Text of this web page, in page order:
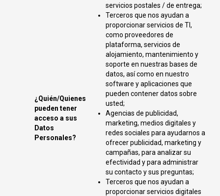
¿Quién/Quienes
pueden tener
acceso a sus
Datos
Personales?
servicios postales / de entrega;
Terceros que nos ayudan a
proporcionar servicios de TI,
como proveedores de
plataforma, servicios de
alojamiento, mantenimiento y
soporte en nuestras bases de
datos, así como en nuestro
software y aplicaciones que
pueden contener datos sobre
usted;
Agencias de publicidad,
marketing, medios digitales y
redes sociales para ayudarnos a
ofrecer publicidad, marketing y
campañas, para analizar su
efectividad y para administrar
su contacto y sus preguntas;
Terceros que nos ayudan a
proporcionar servicios digitales